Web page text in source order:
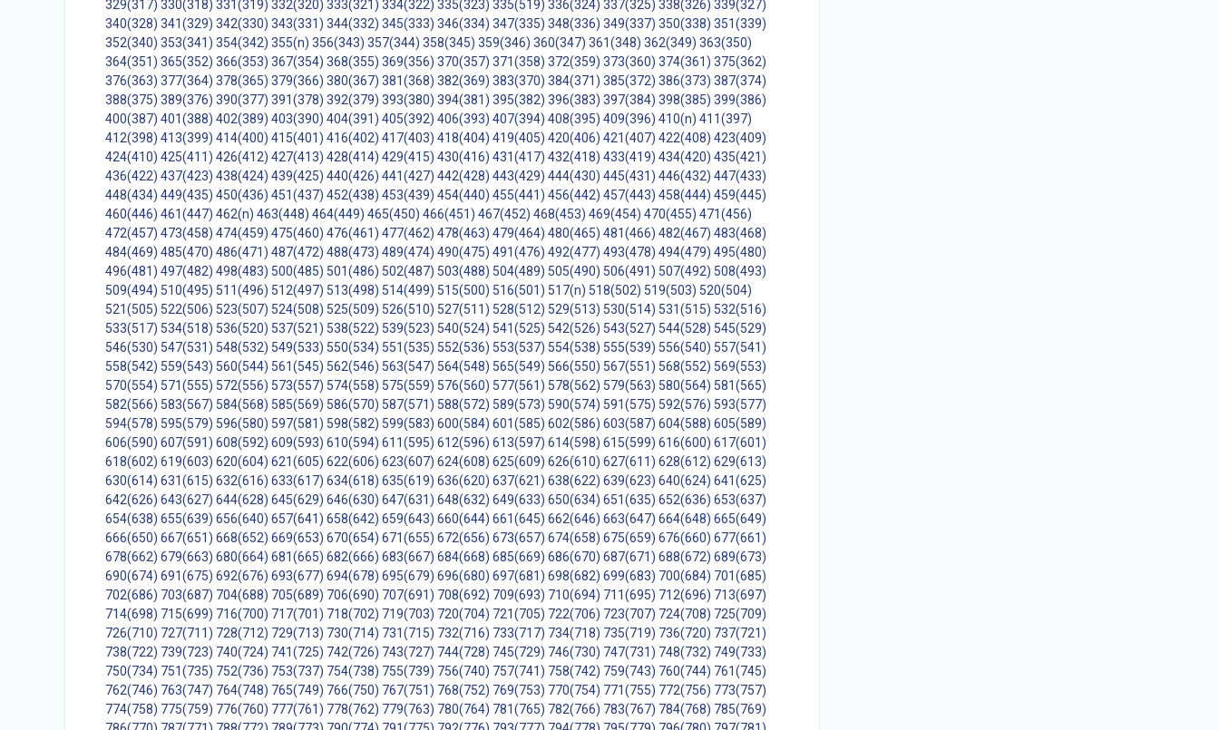
329(317) 330(318) 331(319) 332(320) 333(321) 334(322) 335(323) 335(519) 336(324) 337(325) 338(326) 339(327)
340(328) 341(329) 342(330) 343(331) 344(332) 345(333) 346(334) 347(335) 348(336) 349(337) 350(338) 351(339)
352(340) 353(341) 354(342) 355(n) 356(343) 357(344) 358(345) 359(346) 360(347) 361(348) 362(349) 363(350)
364(351) 365(352) 366(353) 367(354) 368(355) 369(356) 370(357) 371(358) 372(359) 373(360) 374(361) 375(362)
376(363) 377(364) 378(365) 379(366) 380(367) 381(368) 382(369) 383(370) 384(371) 385(372) 386(373) 387(374)
388(375) 389(376) 390(377) 391(378) 392(379) 393(380) 394(381) 395(382) 396(383) 397(384) 398(385) 399(386)
400(387) 401(388) 402(389) 403(390) 404(391) 405(392) 406(393) 407(394) 408(395) 409(396) 410(n) 411(397)
412(398) 413(399) 414(400) 415(401) 416(402) 417(403) 418(404) 419(405) 420(406) 421(407) 422(408) 423(409)
424(410) 425(411) 426(412) 427(413) 428(414) 429(415) 430(416) 431(417) 432(418) 433(419) 434(420) 435(421)
436(422) 437(423) 438(424) 439(425) 440(426) 441(427) 442(428) 443(429) 444(430) 445(431) 446(432) 447(433)
448(434) 449(435) 450(436) 451(437) 452(438) 453(439) 454(440) 455(441) 456(442) 457(443) 458(444) 459(445)
460(446) 461(447) 462(n) 463(448) 464(449) 465(450) 466(451) 467(452) 468(453) 469(454) 470(455) 471(456)
472(457) 473(458) 474(459) 475(460) 476(461) 477(462) 478(463) 479(464) 480(465) 481(466) 482(467) 483(468)
484(469) 485(470) 486(471) 487(472) 488(473) 489(474) 490(475) 491(476) 492(477) 493(478) 494(479) 495(480)
496(481) 497(482) 498(483) 500(485) 501(486) 502(487) 503(488) 504(489) 505(490) 506(491) 507(492) 508(493)
509(494) 510(495) 511(496) 512(497) 513(498) 514(499) 515(500) 516(501) 517(n) 518(502) 519(503) 520(504)
521(505) 522(506) 523(507) 524(508) 525(509) 526(510) 527(511) 528(512) 529(513) 530(514) 531(515) 532(516)
533(517) 534(518) 536(520) 537(521) 538(522) 539(523) 540(524) 541(525) 542(526) 543(527) 544(528) 545(529)
546(530) 547(531) 548(532) 549(533) 550(534) 551(535) 552(536) 553(537) 554(538) 555(539) 556(540) 557(541)
558(542) 559(543) 560(544) 561(545) 562(546) 563(547) 564(548) 565(549) 566(550) 567(551) 568(552) 569(553)
570(554) 571(555) 572(556) 573(557) 574(558) 575(559) 576(560) 577(561) 578(562) 579(563) 580(564) 581(565)
582(566) 583(567) 584(568) 585(569) 586(570) 587(571) 588(572) 589(573) 590(574) 591(575) 592(576) 593(577)
594(578) 595(579) 596(580) 597(581) 598(582) 599(583) 600(584) 601(585) 602(586) 603(587) 604(588) 605(589)
606(590) 607(591) 608(592) 609(593) 610(594) 611(595) 612(596) 613(597) 614(598) 615(599) 616(600) 617(601)
618(602) 619(603) 620(604) 621(605) 622(606) 623(607) 624(608) 625(609) 626(610) 627(611) 628(612) 629(613)
630(614) 631(615) 632(616) 633(617) 634(618) 635(619) 636(620) 637(621) 638(622) 639(623) 640(624) 641(625)
642(626) 643(627) 644(628) 645(629) 646(630) 647(631) 648(632) 649(633) 650(634) 651(635) 652(636) 653(637)
654(638) 655(639) 656(640) 657(641) 658(642) 659(643) 660(644) 661(645) 662(646) 663(647) 664(648) 665(649)
666(650) 667(651) 668(652) 669(653) 670(654) 671(655) 672(656) 673(657) 674(658) 675(659) 676(660) 677(661)
678(662) 679(663) 680(664) 681(665) 682(666) 683(667) 684(668) 685(669) 686(670) 687(671) 688(672) 689(673)
690(674) 691(675) 692(676) 693(677) 694(678) 695(679) 696(680) 697(681) 698(682) 699(683) 700(684) 701(685)
702(686) 703(687) 704(688) 705(689) 706(690) 707(691) 708(692) 709(693) 710(694) 711(695) 712(696) 713(697)
714(698) 715(699) 716(700) 717(701) 718(702) 719(703) 720(704) 721(705) 722(706) 723(707) 724(708) 725(709)
726(710) 727(711) 728(712) 729(713) 730(714) 731(715) 732(716) 733(717) 734(718) 735(719) 736(720) 737(721)
738(722) 739(723) 740(724) 741(725) 742(726) 743(727) 744(728) 745(729) 746(730) 747(731) 748(732) 749(733)
750(734) 751(735) 752(736) 753(737) 754(738) 755(739) 756(740) 757(741) 758(742) 759(743) 760(744) 761(745)
762(746) 763(747) 764(748) 765(749) 766(750) 767(751) 768(752) 769(753) 770(754) 771(755) 772(756) 773(757)
774(758) 775(759) 776(760) 777(761) 778(762) 779(763) 780(764) 781(765) 782(766) 783(767) 784(768) 785(769)